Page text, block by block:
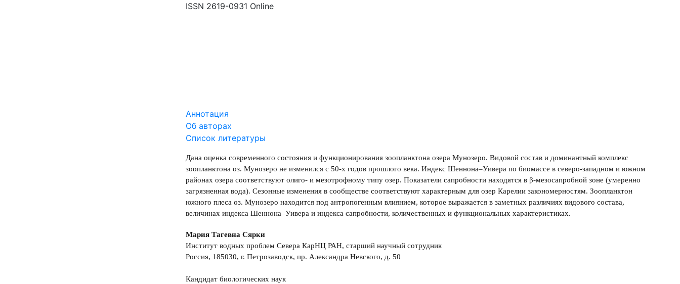
ISSN 2619-0931 Online
Аннотация
Об авторах
Список литературы
Дана оценка современного состояния и функционирования зоопланктона озера Мунозеро. Видовой состав и доминантный комплекс
зоопланктона оз. Мунозеро не изменился с 50-х годов прошлого века. Индекс Шеннона–Уивера по биомассе в северо-западном и южном
районах озера соответствуют олиго- и мезотрофному типу озер. Показатели сапробности находятся в β-мезосапробной зоне (умеренно
загрязненная вода). Сезонные изменения в сообществе соответствуют характерным для озер Карелии закономерностям. Зоопланктон
южного плеса оз. Мунозеро находится под антропогенным влиянием, которое выражается в заметных различиях видового состава,
величинах индекса Шеннона–Уивера и индекса сапробности, количественных и функциональных характеристиках.
Мария Тагевна Сярки
Институт водных проблем Севера КарНЦ РАН, старший научный сотрудник
Россия, 185030, г. Петрозаводск, пр. Александра Невского, д. 50
Кандидат биологических наук